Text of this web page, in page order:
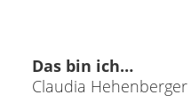
Das bin ich…
Claudia Hehenberger